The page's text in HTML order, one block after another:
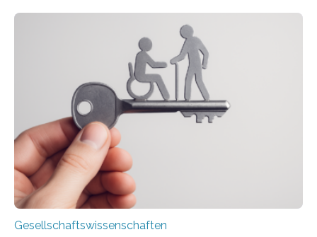
Schriftstellerinnen Manja Präkels, Tina Pruschmann und
Barbara Thériault. Es trägt den Titel
„Extremwetterlagen – Reportagen aus einem neuen
Deutschland“ und enthält eine Vielzahl von
zivilgesellschaftlichen Stimmen und Beobachtungen in
ländlichen Regionen. Im Interview spricht Projektleiter
Leistner über die Idee, das Vorgehen und wichtige
Erkenntnisse. Das Buch deute an, „wie…
Gesellschaftswissenschaften